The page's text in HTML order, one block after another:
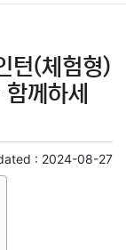
블록체인
츠
턴(체험형)
께하세
: 2024-08-27